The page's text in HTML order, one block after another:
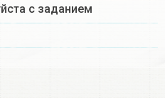
с заданием​